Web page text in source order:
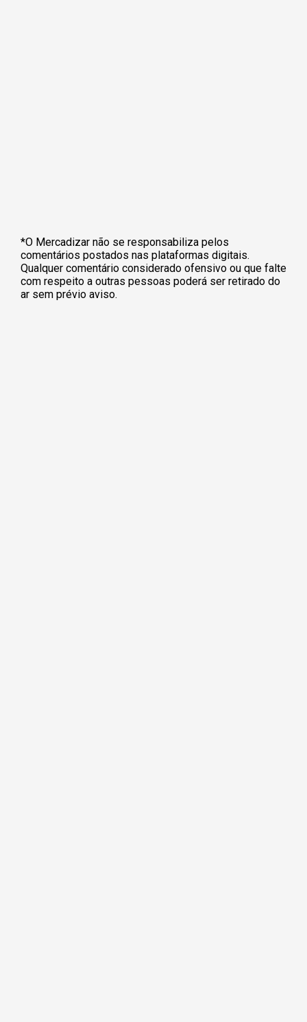
*O Mercadizar não se responsabiliza pelos
comentários postados nas plataformas digitais.
Qualquer comentário considerado ofensivo ou que falte
com respeito a outras pessoas poderá ser retirado do
ar sem prévio aviso.